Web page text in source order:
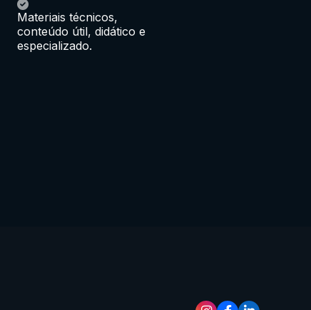
Materiais técnicos,
conteúdo útil, didático e
especializado.